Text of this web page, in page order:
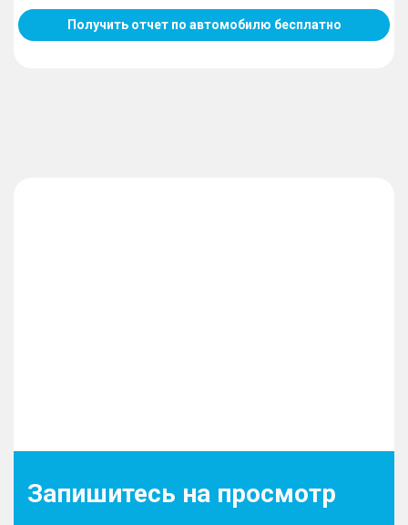
Получить отчет по автомобилю бесплатно
Запишитесь на просмотр